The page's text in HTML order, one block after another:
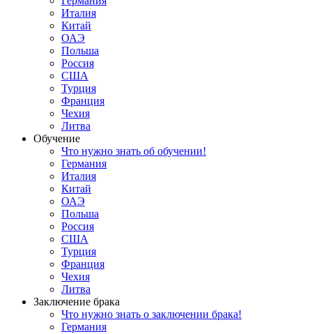
Италия
Китай
ОАЭ
Польша
Россия
США
Турция
Франция
Чехия
Литва
Обучение
Что нужно знать об обучении!
Германия
Италия
Китай
ОАЭ
Польша
Россия
США
Турция
Франция
Чехия
Литва
Заключение брака
Что нужно знать о заключении брака!
Германия